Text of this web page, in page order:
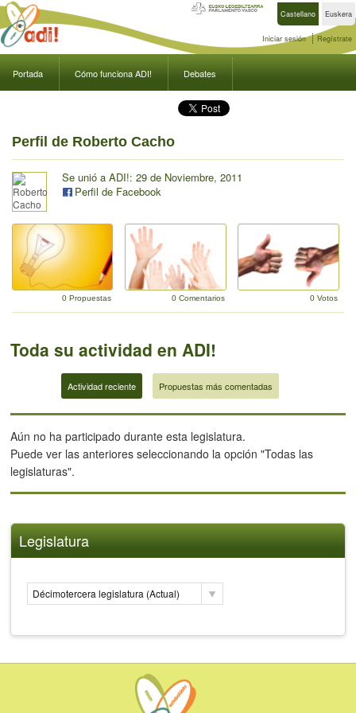
Castellano Euskera
Iniciar sesión Regístrate
Portada Cómo funciona ADI! Debates
Perfil de Roberto Cacho
Se unió a ADI!: 29 de Noviembre, 2011
Perfil de Facebook
0 Propuestas 0 Comentarios 0 Votos
Toda su actividad en ADI!
Actividad reciente Propuestas más comentadas
Aún no ha participado durante esta legislatura.
Puede ver las anteriores seleccionando la opción "Todas las
legislaturas".
Legislatura
Décimotercera legislatura (Actual)